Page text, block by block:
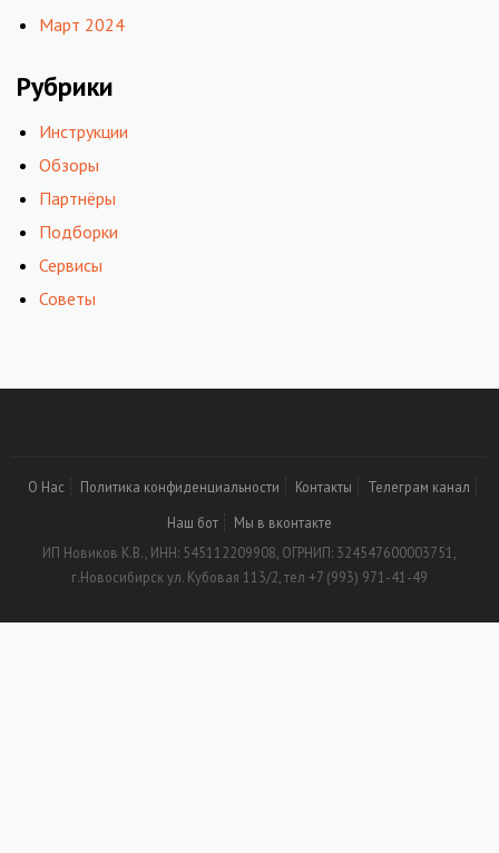
Март 2024
Рубрики
Инструкции
Обзоры
Партнёры
Подборки
Сервисы
Советы
О Нас Политика конфиденциальности Контакты
Телеграм канал
Наш бот
Мы в вконтакте
ИП Новиков К.В., ИНН: 545112209908, ОГРНИП: 324547600003751,
г.Новосибирск ул. Кубовая 113/2, тел +7 (993) 971-41-49